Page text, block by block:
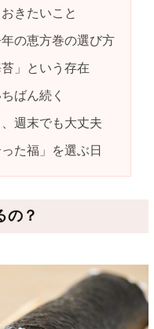
きたいこと
の恵方巻の選び方
」という存在
ばん続く
週末でも大丈夫
た福」を選ぶ日
の？